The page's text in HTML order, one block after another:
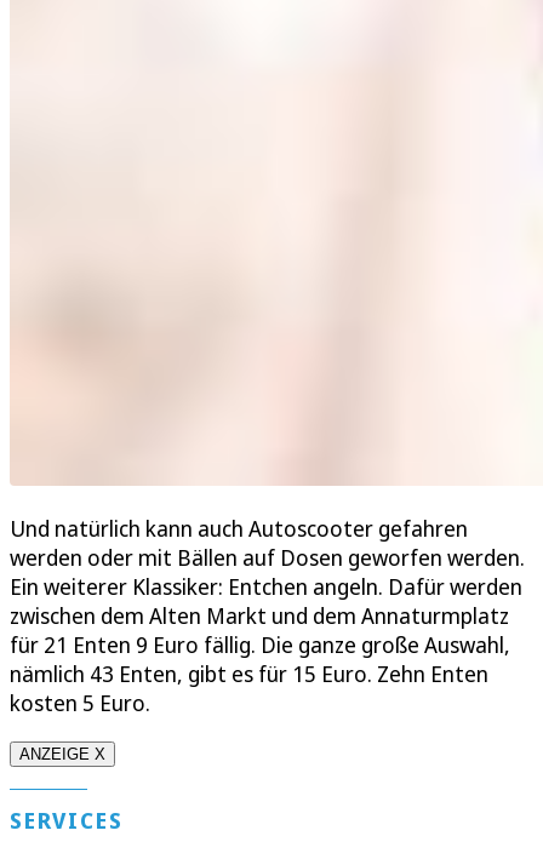
Und natürlich kann auch Autoscooter gefahren
werden oder mit Bällen auf Dosen geworfen werden.
Ein weiterer Klassiker: Entchen angeln. Dafür werden
zwischen dem Alten Markt und dem Annaturmplatz
für 21 Enten 9 Euro fällig. Die ganze große Auswahl,
nämlich 43 Enten, gibt es für 15 Euro. Zehn Enten
kosten 5 Euro.
ANZEIGE X
SERVICES